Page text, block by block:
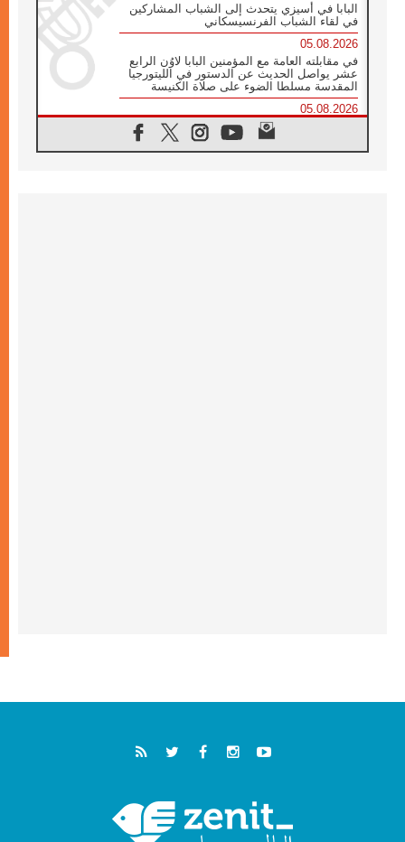
البابا في أسيزي يتحدث إلى الشباب المشاركين
في لقاء الشباب الفرنسيسكاني
05.08.2026
في مقابلته العامة مع المؤمنين البابا لاوُن الرابع
عشر يواصل الحديث عن الدستور في الليتورجيا
المقدسة مسلطا الضوء على صلاة الكنيسة
05.08.2026
البابا لاوُن الرابع عشر يزور في تشرين الثاني